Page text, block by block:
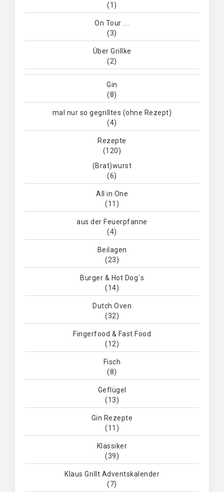
(1)
On Tour ….
(3)
Über Grillke
(2)
Gin
(8)
mal nur so gegrilltes (ohne Rezept)
(4)
Rezepte
(120)
(Brat)wurst
(6)
All in One
(11)
aus der Feuerpfanne
(4)
Beilagen
(23)
Burger & Hot Dog´s
(14)
Dutch Oven
(32)
Fingerfood & Fast Food
(12)
Fisch
(8)
Geflügel
(13)
Gin Rezepte
(11)
Klassiker
(39)
Klaus Grillt Adventskalender
(7)